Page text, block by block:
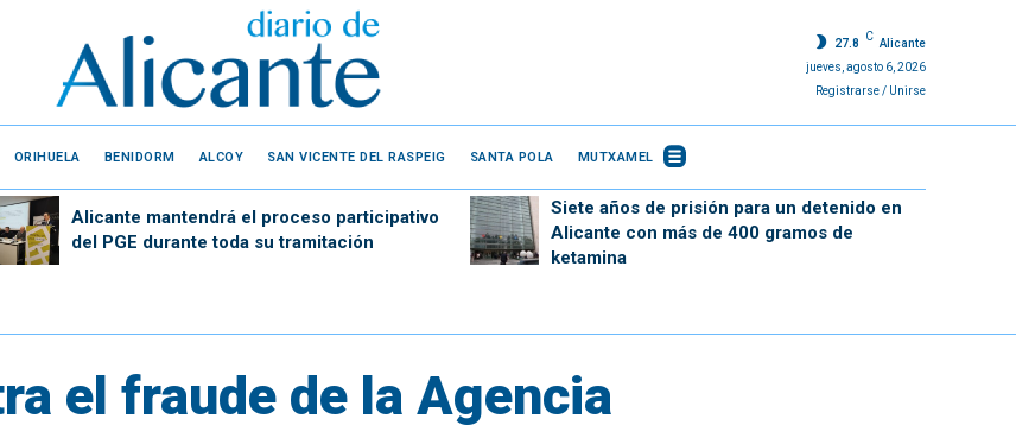
27.8
C
Alicante
jueves, agosto 6, 2026
Registrarse / Unirse
ORIHUELA BENIDORM ALCOY SAN VICENTE DEL RASPEIG SANTA POLA MUTXAMEL
Alicante mantendrá el proceso participativo
del PGE durante toda su tramitación
Siete años de prisión para un detenido en
Alicante con más de 400 gramos de
ketamina
el fraude de la Agencia